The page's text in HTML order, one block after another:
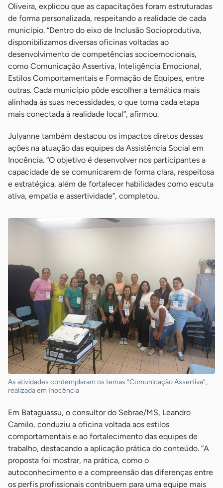
Oliveira, explicou que as capacitações foram estruturadas
de forma personalizada, respeitando a realidade de cada
município. “Dentro do eixo de Inclusão Socioprodutiva,
disponibilizamos diversas oficinas voltadas ao
desenvolvimento de competências socioemocionais,
como Comunicação Assertiva, Inteligência Emocional,
Estilos Comportamentais e Formação de Equipes, entre
outras. Cada município pôde escolher a temática mais
alinhada às suas necessidades, o que torna cada etapa
mais conectada à realidade local”, afirmou.
Julyanne também destacou os impactos diretos dessas
ações na atuação das equipes da Assistência Social em
Inocência. “O objetivo é desenvolver nos participantes a
capacidade de se comunicarem de forma clara, respeitosa
e estratégica, além de fortalecer habilidades como escuta
ativa, empatia e assertividade”, completou.
As atividades contemplaram os temas “Comunicação Assertiva”,
realizada em Inocência
Em Bataguassu, o consultor do Sebrae/MS, Leandro
Camilo, conduziu a oficina voltada aos estilos
comportamentais e ao fortalecimento das equipes de
trabalho, destacando a aplicação prática do conteúdo. “A
proposta foi mostrar, na prática, como o
autoconhecimento e a compreensão das diferenças entre
os perfis profissionais contribuem para uma equipe mais